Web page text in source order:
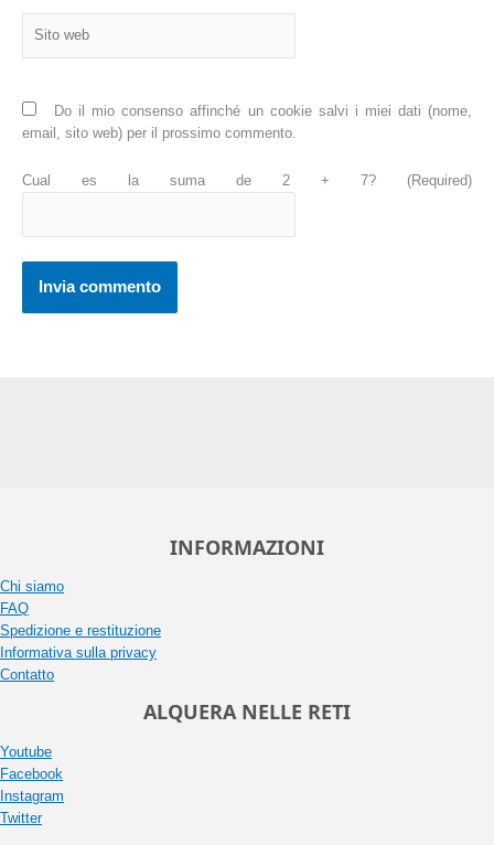
web
Do il mio consenso affinché un cookie salvi i miei dati (nome,
email, sito web) per il prossimo commento.
Cual es la suma de 2 + 7? (Required)
INFORMAZIONI
Chi siamo
FAQ
Spedizione e restituzione
Informativa sulla privacy
Contatto
ALQUERA NELLE RETI
Youtube
Facebook
Instagram
Twitter